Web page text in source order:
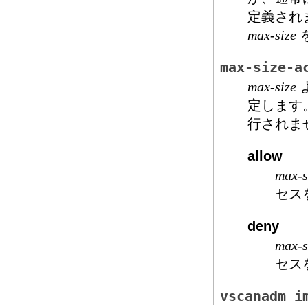
定義され
max-size
max-size-
max-size
定します
行されま
allow
max-
セス
deny
max-
セス
vscanadm